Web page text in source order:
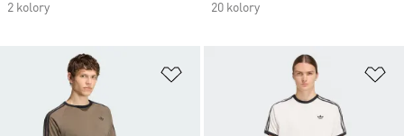
2 kolory
20 kolory
Dodaj do listy życzeń